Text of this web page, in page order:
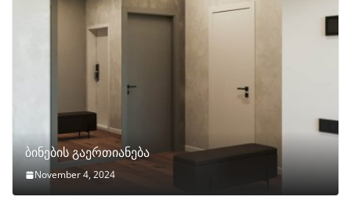
ბინების გაერთიანება
November 4, 2024